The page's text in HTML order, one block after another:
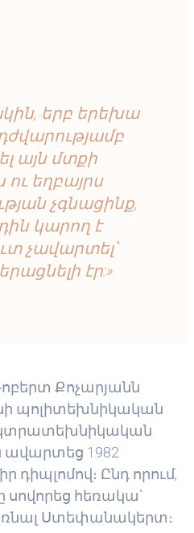
երբ երեխա
այն մտքի
ու եղբայրս
չգնացինք,
կարող է
չավարտել՝
էր:»
Քոչարյանն
պոլիտեխնիկական
ավարտեց 1982
դիպլոմով։ Ընդ որում,
սովորեց հեռակա՝
Ստեփանակերտ։